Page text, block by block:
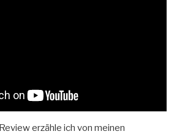
erzähle ich von meinen